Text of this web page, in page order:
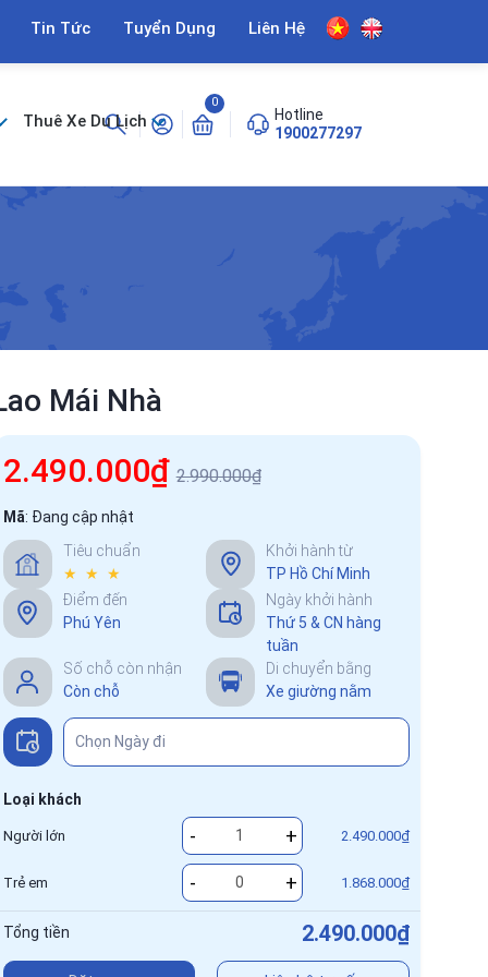
Tin Tức Tuyển Dụng Liên Hệ
Thuê Xe Du Lịch
0
Hotline
1900277297
Mái Nhà
2.490.000₫2.990.000₫
Mã: Đang cập nhật
Tiêu chuẩn
★ ★ ★
Khởi hành từ
TP Hồ Chí Minh
Điểm đến
Phú Yên
Ngày khởi hành
Thứ 5 & CN hàng
tuần
Số chỗ còn nhận
Còn chỗ
Di chuyển bằng
Xe giường nằm
Loại khách
Người lớn - + 2.490.000₫
Trẻ em - + 1.868.000₫
Tổng tiền 2.490.000₫